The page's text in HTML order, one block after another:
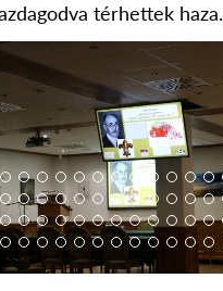
térhettek haza.